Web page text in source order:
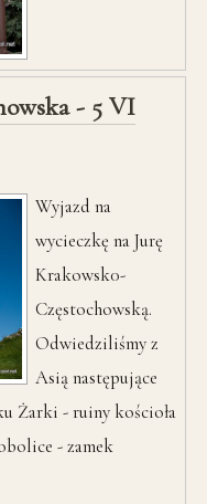
- 5 VI
Wyjazd na
wycieczkę na Jurę
Krakowsk0-
Częstochowską.
Odwiedziliśmy z
Asią następujące
Żarki - ruiny kościoła
- zamek